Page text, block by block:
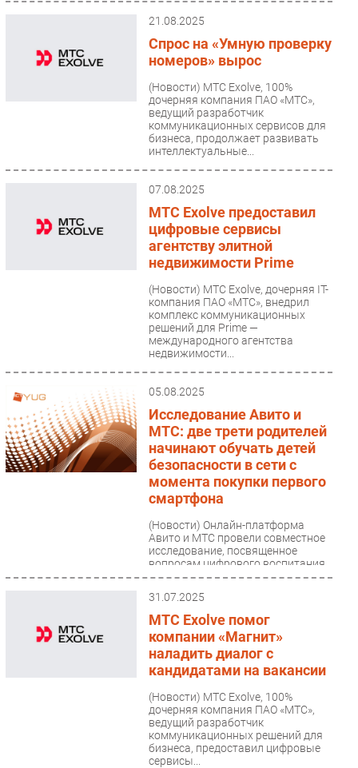
21.08.2025
Спрос на «Умную проверку
номеров» вырос
(Новости) МТС Exolve, 100%
дочерняя компания ПАО «МТС»,
ведущий разработчик
коммуникационных сервисов для
бизнеса, продолжает развивать
интеллектуальные...
07.08.2025
МТС Exolve предоставил
цифровые сервисы
агентству элитной
недвижимости Prime
(Новости) МТС Exolve, дочерняя IT-
компания ПАО «МТС», внедрил
комплекс коммуникационных
решений для Prime —
международного агентства
недвижимости...
05.08.2025
Исследование Авито и
МТС: две трети родителей
начинают обучать детей
безопасности в сети с
момента покупки первого
смартфона
(Новости) Онлайн-платформа
Авито и МТС провели совместное
исследование, посвященное
вопросам цифрового воспитания
детей. Эксперты выяснили,...
31.07.2025
МТС Exolve помог
компании «Магнит»
наладить диалог с
кандидатами на вакансии
(Новости) МТС Exolve, 100%
дочерняя компания ПАО «МТС»,
ведущий разработчик
коммуникационных решений для
бизнеса, предоставил цифровые
сервисы...